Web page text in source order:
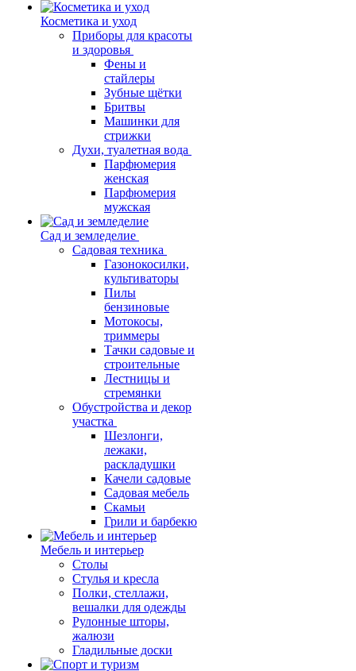
Косметика и уход
Приборы для красоты
и здоровья
Фены и
стайлеры
Зубные щётки
Бритвы
Машинки для
стрижки
Духи, туалетная вода
Парфюмерия
женская
Парфюмерия
мужская
Сад и земледелие
Садовая техника
Газонокосилки,
культиваторы
Пилы
бензиновые
Мотокосы,
триммеры
Тачки садовые и
строительные
Лестницы и
стремянки
Обустройства и декор
участка
Шезлонги,
лежаки,
раскладушки
Качели садовые
Садовая мебель
Скамьи
Грили и барбекю
Мебель и интерьер
Столы
Стулья и кресла
Полки, стеллажи,
вешалки для одежды
Рулонные шторы,
жалюзи
Гладильные доски